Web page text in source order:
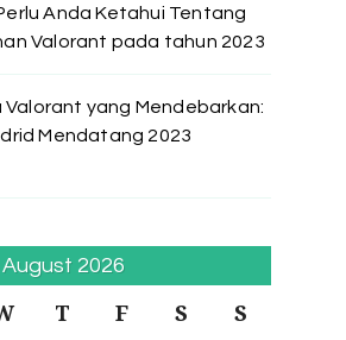
Anda Ketahui Tentang
Valorant pada tahun 2023
Valorant yang Mendebarkan:
Mendatang 2023
August 2026
T F S S